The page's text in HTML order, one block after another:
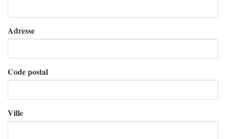
Adresse
Code postal
Ville